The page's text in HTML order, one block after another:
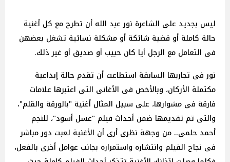
ليس بجديد على الشاعرة نور عبد الله أن تطرح مع كل أغنية
حالة كاملة أو قضية شائكة أو مشكلة نسائية تشغل بعضهن
فى التعامل مع الرجل أيا كان حبيب أو صديق أو غير ذلك.
نور فى تجاربها السابقة استطاعت أن تقدم حالة إبداعية
مكتملة الأركان، وبالأخص فى الأغانى التى اعتبرها علامات
فارقة فى مشوارها، على سبيل المثال أغنية "بالورقة والقلم"،
والتى تم تقديمها ضمن أحداث فيلم "عسل أسود"، للنجم
أحمد حلمى.. من وجهة نظرى أرى أن الأغنية لعبت دور مباشر
فى نجاح الفيلم وانتشاره واستمراره بجانب عوامل أخرى بالفعل،